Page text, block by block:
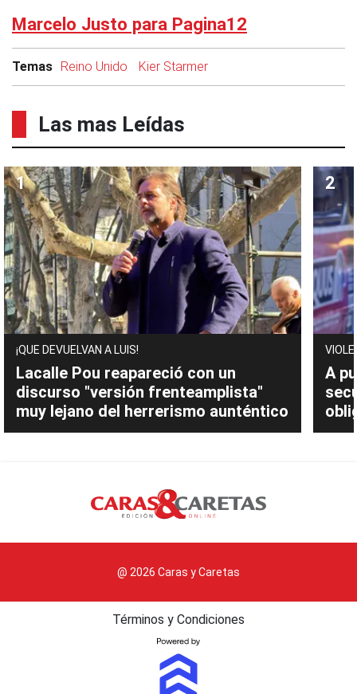
Marcelo Justo para Pagina12
Temas Reino Unido Kier Starmer
Las mas Leídas
¡QUE DEVUELVAN A LUIS!
Lacalle Pou reapareció con un
discurso "versión frenteamplista"
muy lejano del herrerismo aunténtico
A
@ 2026 Caras y Caretas
Términos y Condiciones